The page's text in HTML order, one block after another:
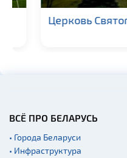
Церковь Святого
ВСЁ ПРО БЕЛАРУСЬ
• Города Беларуси
• Инфраструктура